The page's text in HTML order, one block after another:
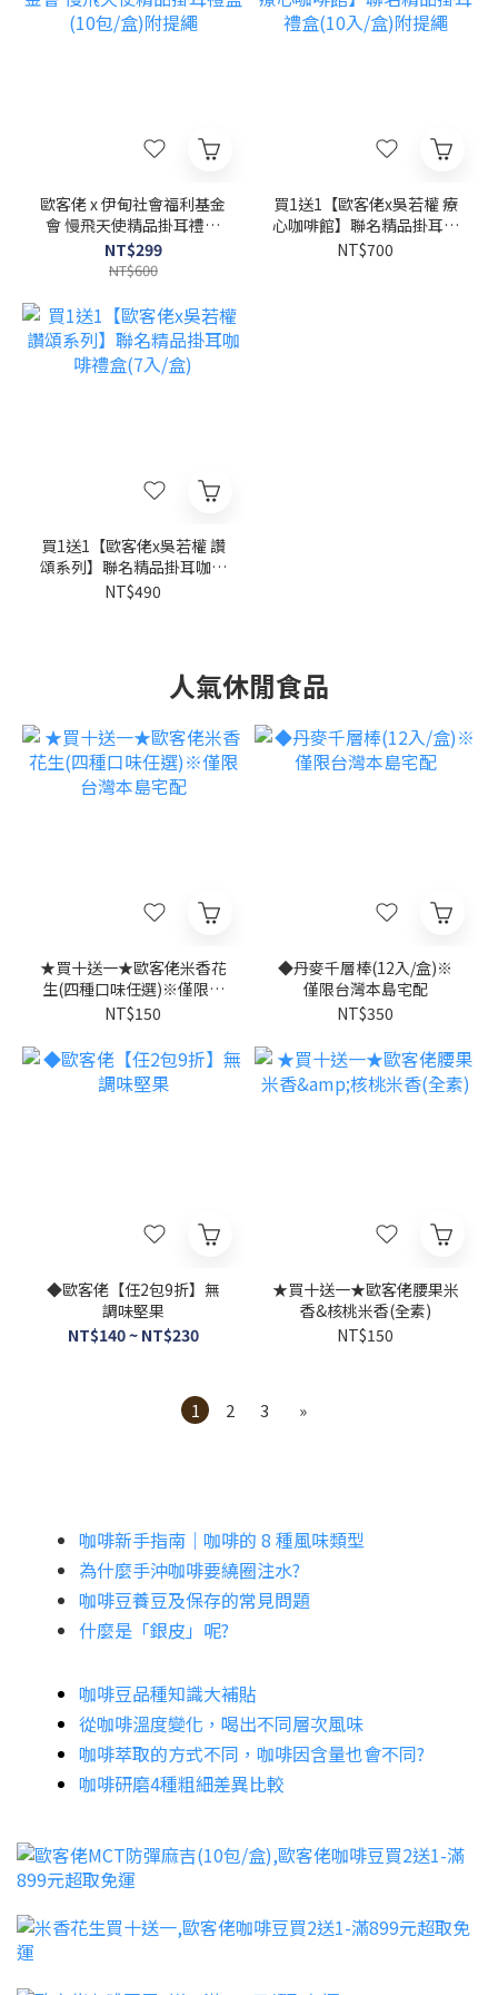
歐客佬 x 伊甸社會福利基金
會 慢飛天使精品掛耳禮盒
(10包/盒)附提繩
NT$299
NT$600
買1送1【歐客佬x吳若權 療
心咖啡館】聯名精品掛耳禮
盒(10入/盒)附提繩
NT$700
買1送1【歐客佬x吳若權 讚
頌系列】聯名精品掛耳咖啡
禮盒(7入/盒)
NT$490
人氣休閒食品
★買十送一★歐客佬米香花
生(四種口味任選)※僅限台
灣本島宅配
NT$150
◆丹麥千層棒(12入/盒)※
僅限台灣本島宅配
NT$350
◆歐客佬【任2包9折】無
調味堅果
NT$140 ~ NT$230
★買十送一★歐客佬腰果米
香&核桃米香(全素)
NT$150
1 2 3 »
咖啡新手指南│咖啡的 8 種風味類型
為什麼手沖咖啡要繞圈注水?
咖啡豆養豆及保存的常見問題
什麼是「銀皮」呢?
咖啡豆品種知識大補貼
從咖啡溫度變化，喝出不同層次風味
咖啡萃取的方式不同，咖啡因含量也會不同?
咖啡研磨4種粗細差異比較